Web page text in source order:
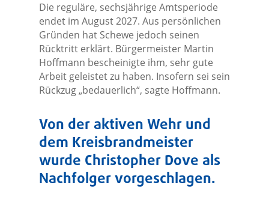
Die reguläre, sechsjährige Amtsperiode
endet im August 2027. Aus persönlichen
Gründen hat Schewe jedoch seinen
Rücktritt erklärt. Bürgermeister Martin
Hoffmann bescheinigte ihm, sehr gute
Arbeit geleistet zu haben. Insofern sei sein
Rückzug „bedauerlich“, sagte Hoffmann.
Von der aktiven Wehr und
dem Kreisbrandmeister
wurde Christopher Dove als
Nachfolger vorgeschlagen.